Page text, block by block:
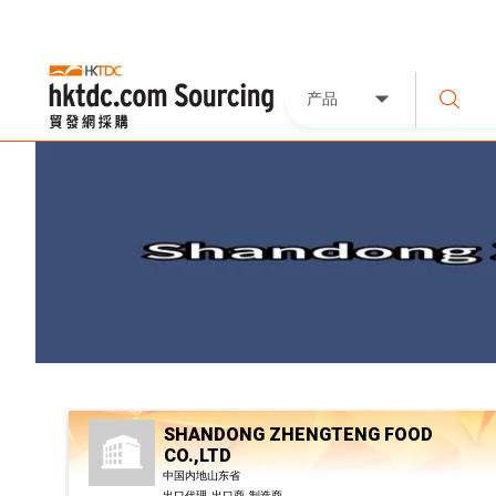
产品
SHANDONG ZHENGTENG FOOD
CO.,LTD
中国内地山东省